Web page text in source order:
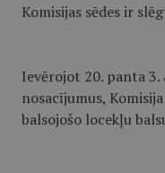
Komisijas sēdes ir
Ievērojot 20. panta
nosacījumus,
balsojošo locekļu